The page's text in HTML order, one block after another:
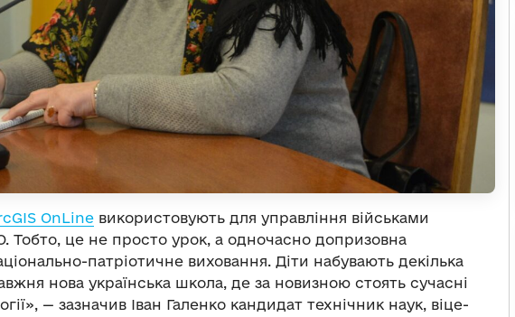
OnLine використовують для управління військами
Тобто, це не просто урок, а одночасно допризовна
патріотичне виховання. Діти набувають декілька
нова українська школа, де за новизною стоять сучасні
— зазначив Іван Галенко кандидат технічник наук, віце-